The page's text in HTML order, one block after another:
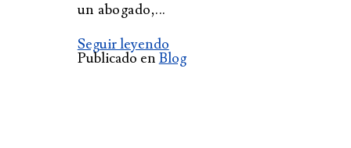
un abogado,...
Seguir leyendo
Publicado en Blog